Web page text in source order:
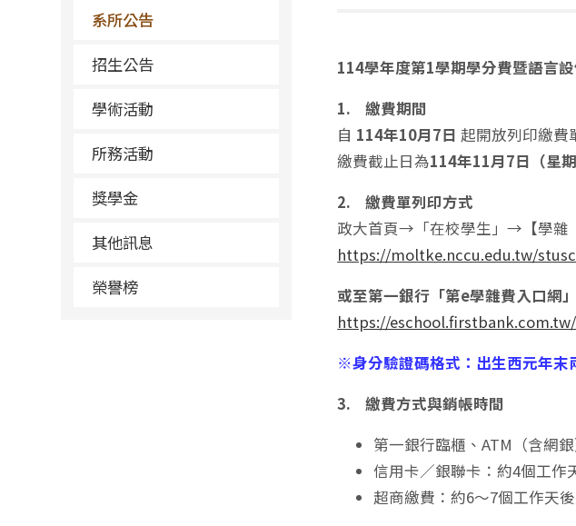
系所公告
招生公告
學術活動
所務活動
獎學金
其他訊息
榮譽榜
114學年度第1學期學分費暨語言
1. 繳費期間
自 114年10月7日 起開放列印繳費
繳費截止日為114年11月7日（星
2. 繳費單列印方式
政大首頁→「在校學生」→【學雜
https://moltke.nccu.edu.tw/
或至第一銀行「第e學雜費入口網
https://
※身分驗證碼格式：出生西元年末
3. 繳費方式與銷帳時間
第一銀行臨櫃、ATM（含網
信用卡／銀聯卡：約4個工作
超商繳費：約6～7個工作天後